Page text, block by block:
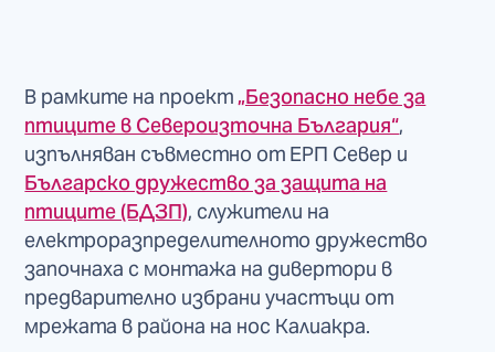
В рамките на проект„Безопасно небе за
птиците в Североизточна България“,
изпълняван съвместно от ЕРП Север и
Българско дружество за защита на
птиците (БДЗП), служители на
електроразпределителното дружество
започнаха с монтажа на дивертори в
предварително избрани участъци от
мрежата в района на нос Калиакра.